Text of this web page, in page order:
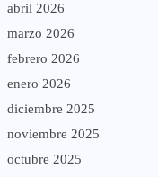
abril 2026
marzo 2026
febrero 2026
enero 2026
diciembre 2025
noviembre 2025
octubre 2025